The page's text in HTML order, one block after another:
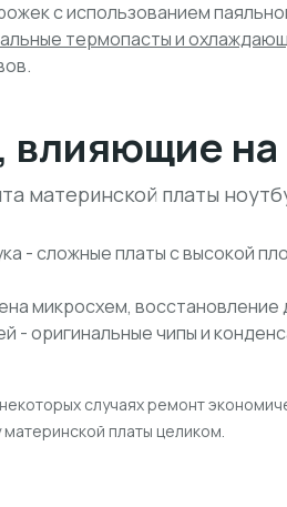
с использованием
термопасты и
влияющие на
материнской платы
- сложные платы с высокой
микросхем, восстановление
- оригинальные чипы и
случаях ремонт
платы целиком.